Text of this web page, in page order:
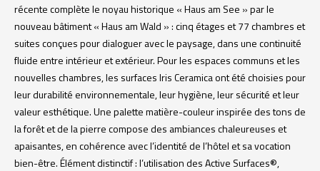
récente complète le noyau historique « Haus am See » par le
nouveau bâtiment « Haus am Wald » : cinq étages et 77 chambres et
suites conçues pour dialoguer avec le paysage, dans une continuité
fluide entre intérieur et extérieur. Pour les espaces communs et les
nouvelles chambres, les surfaces Iris Ceramica ont été choisies pour
leur durabilité environnementale, leur hygiène, leur sécurité et leur
valeur esthétique. Une palette matière-couleur inspirée des tons de
la forêt et de la pierre compose des ambiances chaleureuses et
apaisantes, en cohérence avec l’identité de l’hôtel et sa vocation
bien-être. Élément distinctif : l’utilisation des Active Surfaces®,